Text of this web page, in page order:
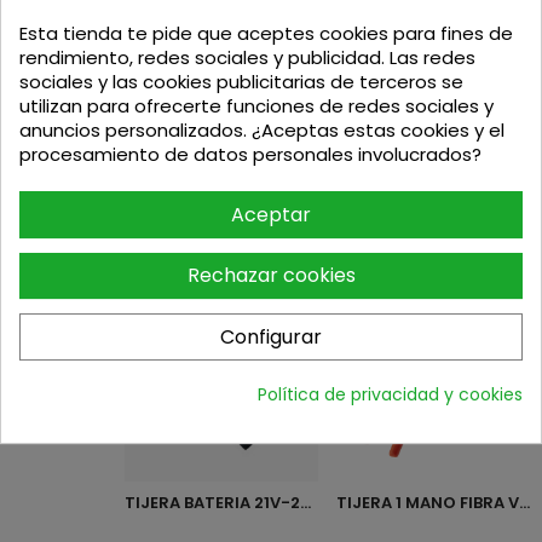
TIJERA BATERIA AB36 16.8V...
Precio base
Precio
322,99€
TIJERA BATERIA 21V-2AH 28MM... TIJERA 1 MANO FIBRA VIDRIO...
Esta tienda te pide que aceptes cookies para fines de
rendimiento, redes sociales y publicidad. Las redes
sociales y las cookies publicitarias de terceros se
utilizan para ofrecerte funciones de redes sociales y
anuncios personalizados. ¿Aceptas estas cookies y el
procesamiento de datos personales involucrados?
Aceptar
Rechazar cookies
Configurar
Política de privacidad y cookies